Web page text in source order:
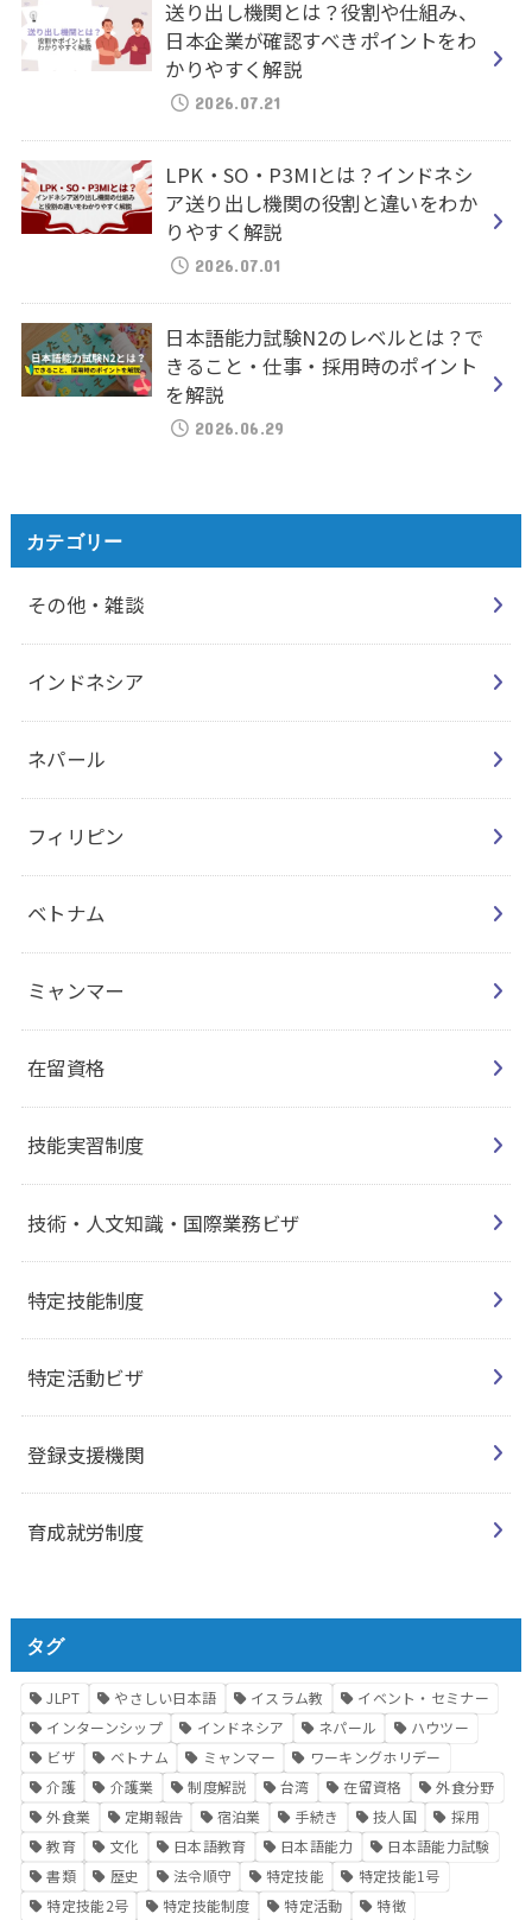
送り出し機関とは？役割や仕組み、
日本企業が確認すべきポイントをわ
かりやすく解説
2026.07.21
LPK・SO・P3MIとは？インドネシ
ア送り出し機関の役割と違いをわか
りやすく解説
2026.07.01
日本語能力試験N2のレベルとは？で
きること・仕事・採用時のポイント
を解説
2026.06.29
カテゴリー
その他・雑談
インドネシア
ネパール
フィリピン
ベトナム
ミャンマー
在留資格
技能実習制度
技術・人文知識・国際業務ビザ
特定技能制度
特定活動ビザ
登録支援機関
育成就労制度
タグ
JLPT やさしい日本語 イスラム教
イベント・セミナー
インターンシップ
インドネシア ネパール
ハウツー
ビザ
ベトナム ミャンマー
ワーキングホリデー
介護
介護業 制度解説 台湾 在留資格
外食分野
外食業
定期報告 宿泊業 手続き 技人国
採用
教育
文化 日本語教育 日本語能力
日本語能力試験
書類
歴史 法令順守 特定技能
特定技能1号
特定技能2号
特定技能制度 特定活動 特徴